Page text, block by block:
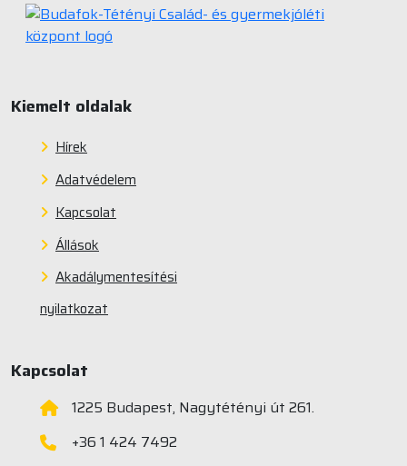
Kiemelt oldalak
Hírek
Adatvédelem
Kapcsolat
Állások
Akadálymentesítési
nyilatkozat
Kapcsolat
1225 Budapest, Nagytétényi út 261.
+36 1 424 7492